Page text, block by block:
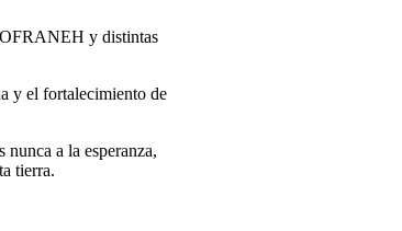
y distintas
y el fortalecimiento de
a la esperanza,
tierra.